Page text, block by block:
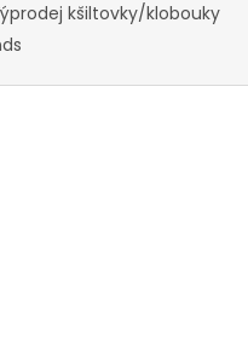
kšiltovky/klobouky